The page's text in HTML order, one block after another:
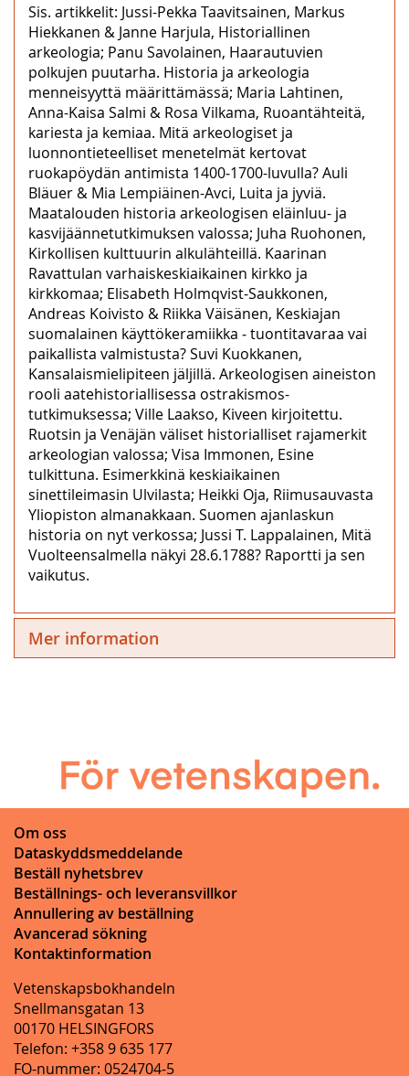
Sis. artikkelit: Jussi-Pekka Taavitsainen, Markus
Hiekkanen & Janne Harjula, Historiallinen
arkeologia; Panu Savolainen, Haarautuvien
polkujen puutarha. Historia ja arkeologia
menneisyyttä määrittämässä; Maria Lahtinen,
Anna-Kaisa Salmi & Rosa Vilkama, Ruoantähteitä,
kariesta ja kemiaa. Mitä arkeologiset ja
luonnontieteelliset menetelmät kertovat
ruokapöydän antimista 1400‒1700-luvulla? Auli
Bläuer & Mia Lempiäinen-Avci, Luita ja jyviä.
Maatalouden historia arkeologisen eläinluu- ja
kasvijäännetutkimuksen valossa; Juha Ruohonen,
Kirkollisen kulttuurin alkulähteillä. Kaarinan
Ravattulan varhaiskeskiaikainen kirkko ja
kirkkomaa; Elisabeth Holmqvist-Saukkonen,
Andreas Koivisto & Riikka Väisänen, Keskiajan
suomalainen käyttökeramiikka ‒ tuontitavaraa vai
paikallista valmistusta? Suvi Kuokkanen,
Kansalaismielipiteen jäljillä. Arkeologisen aineiston
rooli aatehistoriallisessa ostrakismos-
tutkimuksessa; Ville Laakso, Kiveen kirjoitettu.
Ruotsin ja Venäjän väliset historialliset rajamerkit
arkeologian valossa; Visa Immonen, Esine
tulkittuna. Esimerkkinä keskiaikainen
sinettileimasin Ulvilasta; Heikki Oja, Riimusauvasta
Yliopiston almanakkaan. Suomen ajanlaskun
historia on nyt verkossa; Jussi T. Lappalainen, Mitä
Vuolteensalmella näkyi 28.6.1788? Raportti ja sen
vaikutus.
Mer information
Om oss
Dataskyddsmeddelande
Beställ nyhetsbrev
Beställnings- och leveransvillkor
Annullering av beställning
Avancerad sökning
Kontaktinformation
Vetenskapsbokhandeln
Snellmansgatan 13
00170 HELSINGFORS
Telefon: +358 9 635 177
FO-nummer: 0524704-5